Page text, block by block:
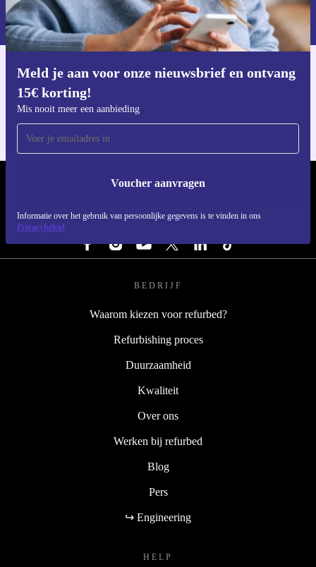
Meld je aan voor onze nieuwsbrief en ontvang
15€ korting!
Mis nooit meer een aanbieding
Voucher aanvragen
Informatie over het gebruik van persoonlijke gegevens is te vinden in ons
Privacybeleid
Informatie over het gebruik van persoonsgegevens vind je in ons
privacybeleid
Download de refurbed app
REFURBED NEDERLAND - RETHINK NEW.
VOLG ONS
BEDRIJF
Waarom kiezen voor refurbed?
Refurbishing proces
Duurzaamheid
Kwaliteit
Over ons
Werken bij refurbed
Blog
Pers
↪ Engineering
HELP